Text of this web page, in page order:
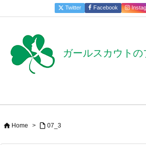
ガールスカウトの
Twitter Facebook
 Home >  07_3